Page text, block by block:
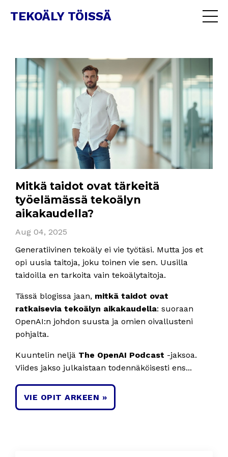
TEKOÄLY TÖISSÄ
Mitkä taidot ovat tärkeitä
työelämässä tekoälyn
aikakaudella?
Aug 04, 2025
Generatiivinen tekoäly ei vie työtäsi. Mutta jos et
opi uusia taitoja, joku toinen vie sen. Uusilla
taidoilla en tarkoita vain tekoälytaitoja.
Tässä blogissa jaan, mitkä taidot ovat
ratkaisevia tekoälyn aikakaudella: suoraan
OpenAI:n johdon suusta ja omien oivallusteni
pohjalta.
Kuuntelin neljä The OpenAI Podcast -jaksoa.
Viides jakso julkaistaan todennäköisesti ens...
VIE OPIT ARKEEN »